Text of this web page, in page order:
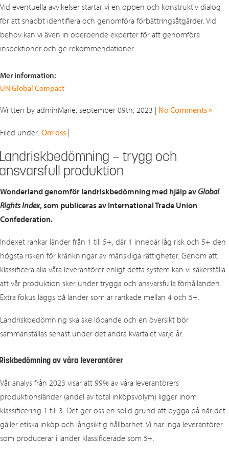
Vid eventuella avvikelser startar vi en öppen och konstruktiv dialog
för att snabbt identifiera och genomföra förbättringsåtgärder. Vid
behov kan vi även in oberoende experter för att genomföra
inspektioner och ge rekommendationer.
Mer information:
UN Global Compact
Written by adminMarie, september 09th, 2023 | No Comments »
Filed under: Om oss |
– trygg och
produktion
Wonderland genomför landriskbedömning med hjälp avGlobal
Rights Index, som publiceras av International Trade Union
Confederation.
Indexet rankar länder från 1 till 5+, där 1 innebär låg risk och 5+ den
högsta risken för kränkningar av mänskliga rättigheter. Genom att
klassificera alla våra leverantörer enligt detta system kan vi säkerställa
att vår produktion sker under trygga och ansvarsfulla förhållanden.
Extra fokus läggs på länder som är rankade mellan 4 och 5+.
Landriskbedömning ska ske löpande och en översikt bör
sammanställas senast under det andra kvartalet varje år.
av våra leverantörer
Vår analys från 2023 visar att 99% av våra leverantörers
produktionsländer (andel av total inköpsvolym) ligger inom
klassificering 1 till 3. Det ger oss en solid grund att bygga på när det
gäller etiska inköp och långsiktig hållbarhet. Vi har inga leverantörer
som producerar i länder klassificerade som 5+.